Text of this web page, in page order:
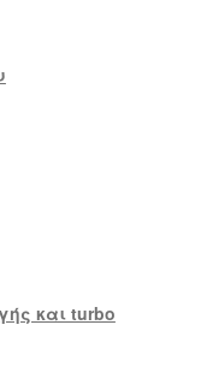
και turbo